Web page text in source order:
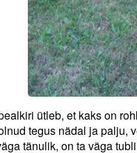
ütleb, et kaks on
tegus nädal ja palju,
tänulik, on ta väga